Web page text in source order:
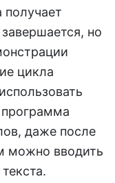
но
цикла
даже после
можно вводить